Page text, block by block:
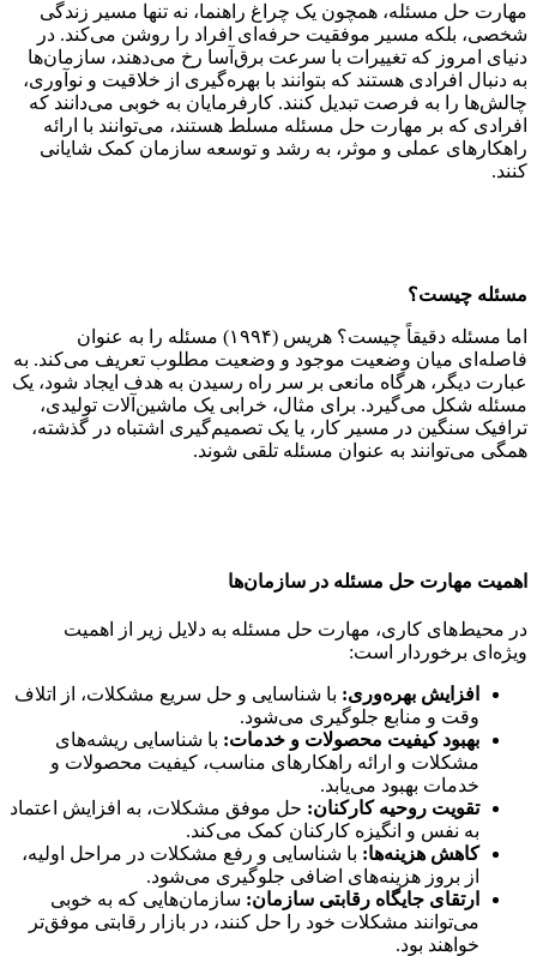
مهارت حل مسئله، همچون یک چراغ راهنما، نه تنها مسیر زندگی
شخصی، بلکه مسیر موفقیت حرفه‌ای افراد را روشن می‌کند. در
دنیای امروز که تغییرات با سرعت برق‌آسا رخ می‌دهند، سازمان‌ها
به دنبال افرادی هستند که بتوانند با بهره‌گیری از خلاقیت و نوآوری،
چالش‌ها را به فرصت تبدیل کنند. کارفرمایان به خوبی می‌دانند که
افرادی که بر مهارت حل مسئله مسلط هستند، می‌توانند با ارائه
راهکارهای عملی و موثر، به رشد و توسعه سازمان کمک شایانی
کنند.
مسئله چیست؟
اما مسئله دقیقاً چیست؟ هریس (۱۹۹۴) مسئله را به عنوان
فاصله‌ای میان وضعیت موجود و وضعیت مطلوب تعریف می‌کند. به
عبارت دیگر، هرگاه مانعی بر سر راه رسیدن به هدف ایجاد شود، یک
مسئله شکل می‌گیرد. برای مثال، خرابی یک ماشین‌آلات تولیدی،
ترافیک سنگین در مسیر کار، یا یک تصمیم‌گیری اشتباه در گذشته،
همگی می‌توانند به عنوان مسئله تلقی شوند.
اهمیت مهارت حل مسئله در سازمان‌ها
در محیط‌های کاری، مهارت حل مسئله به دلایل زیر از اهمیت
ویژه‌ای برخوردار است:
افزایش بهره‌وری: با شناسایی و حل سریع مشکلات، از اتلاف
وقت و منابع جلوگیری می‌شود.
بهبود کیفیت محصولات و خدمات: با شناسایی ریشه‌های
مشکلات و ارائه راهکارهای مناسب، کیفیت محصولات و
خدمات بهبود می‌یابد.
تقویت روحیه کارکنان: حل موفق مشکلات، به افزایش اعتماد
به نفس و انگیزه کارکنان کمک می‌کند.
کاهش هزینه‌ها: با شناسایی و رفع مشکلات در مراحل اولیه،
از بروز هزینه‌های اضافی جلوگیری می‌شود.
ارتقای جایگاه رقابتی سازمان: سازمان‌هایی که به خوبی
می‌توانند مشکلات خود را حل کنند، در بازار رقابتی موفق‌تر
خواهند بود.